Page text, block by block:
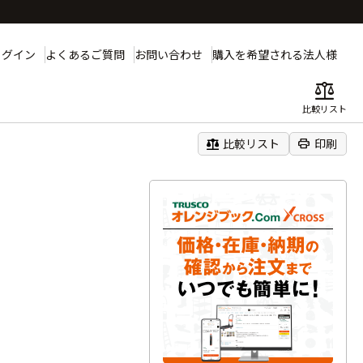
イン よくあるご質問 お問い合わせ 購入を希望される法人様
balance
比較リスト
balance 比較リスト print 印刷